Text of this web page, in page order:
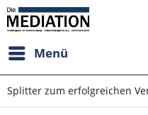
Menü
Splitter zum erfolgreichen